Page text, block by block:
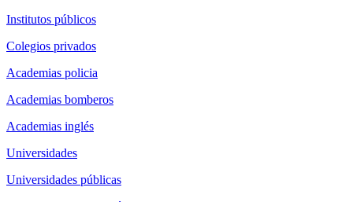
Institutos públicos
Colegios privados
Academias policia
Academias bomberos
Academias inglés
Universidades
Universidades públicas